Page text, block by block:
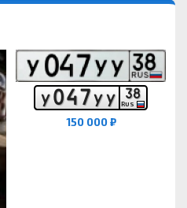
У047УУ 38
RUS
150 000 ₽